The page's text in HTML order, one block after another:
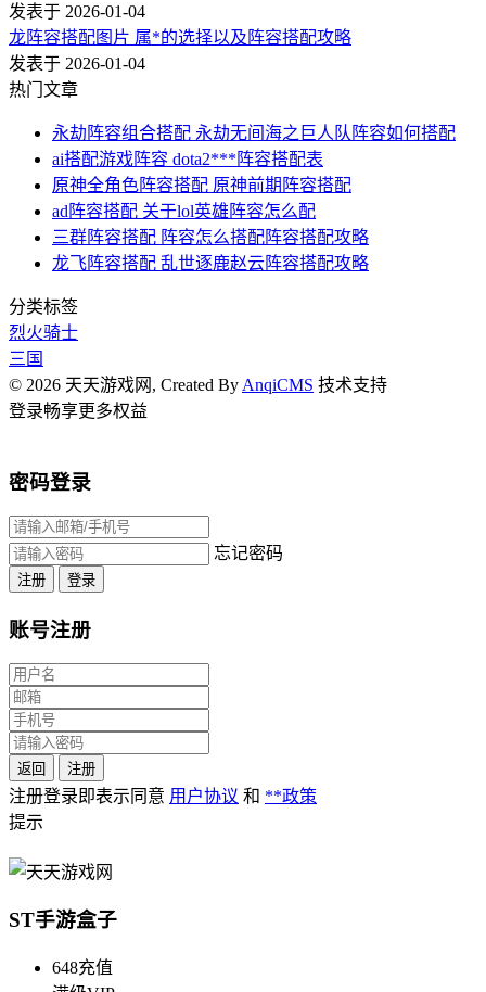
发表于 2026-01-04
龙阵容搭配图片 属*的选择以及阵容搭配攻略
发表于 2026-01-04
热门文章
永劫阵容组合搭配 永劫无间海之巨人队阵容如何搭配
ai搭配游戏阵容 dota2***阵容搭配表
原神全角色阵容搭配 原神前期阵容搭配
ad阵容搭配 关于lol英雄阵容怎么配
三群阵容搭配 阵容怎么搭配阵容搭配攻略
龙飞阵容搭配 乱世逐鹿赵云阵容搭配攻略
分类标签
烈火骑士
三国
© 2026 天天游戏网, Created By AnqiCMS 技术支持
登录畅享更多权益
密码登录
忘记密码
注册 登录
账号注册
返回 注册
注册登录即表示同意 用户协议 和 **政策
提示
ST手游盒子
648充值